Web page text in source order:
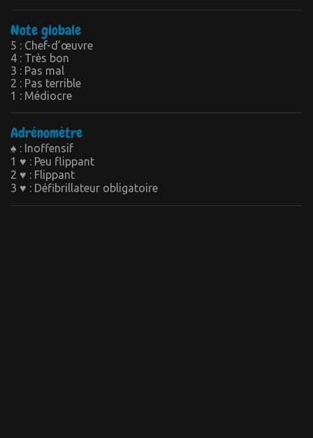
Note globale
5 : Chef-d’œuvre
4 : Très bon
3 : Pas mal
2 : Pas terrible
1 : Médiocre
Adrénomètre
♠ : Inoffensif
1 ♥ : Peu flippant
2 ♥ : Flippant
3 ♥ : Défibrillateur obligatoire